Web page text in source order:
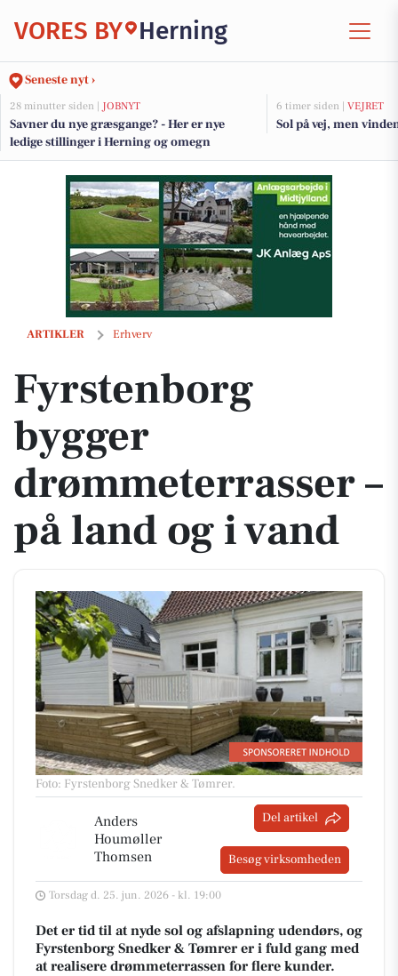
VORES BY Herning
Seneste nyt ›
28 minutter siden | JOBNYT
Savner du nye græsgange? - Her er nye
ledige stillinger i Herning og omegn
6 timer siden | VEJRET
Sol på vej, men
ARTIKLER Erhverv
Fyrstenborg bygger drømmeterrasser – på land og i vand
Fyrstenborg
bygger
drømmeterrasser –
på land og i vand
Foto: Fyrstenborg Snedker & Tømrer.
Anders
Houmøller
Thomsen
Del artikel
Besøg virksomheden
Torsdag d. 25. jun. 2026 - kl. 19:00
Det er tid til at nyde sol og afslapning udendørs, og
Fyrstenborg Snedker & Tømrer er i fuld gang med
at realisere drømmeterrassen for flere kunder.